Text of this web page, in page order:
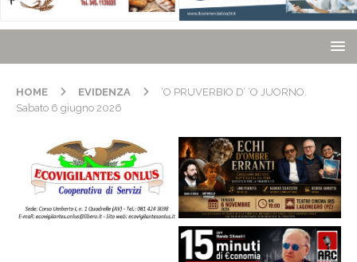
HOME EVIDENZA
‘O PRUVERBIO D’ ‘O JUORNO.
Sabato 6 giugno 2026